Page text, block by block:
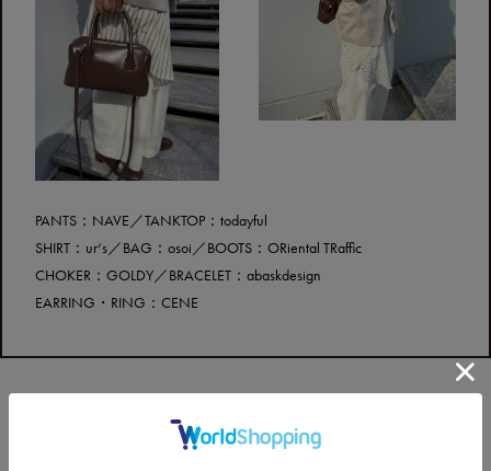
PANTS：NAVE／TANKTOP：todayful
SHIRT：ur‘s／BAG：osoi／BOOTS：ORiental TRaffic
CHOKER：GOLDY／BRACELET：abaskdesign
EARRING・RING：CENE
ITEMS CHECK